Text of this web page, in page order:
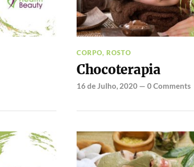
CORPO, ROSTO
Chocoterapia
16 de Julho, 2020— 0 Comments